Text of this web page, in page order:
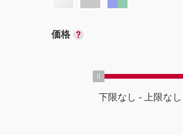
価格
下限なし - 上限なし